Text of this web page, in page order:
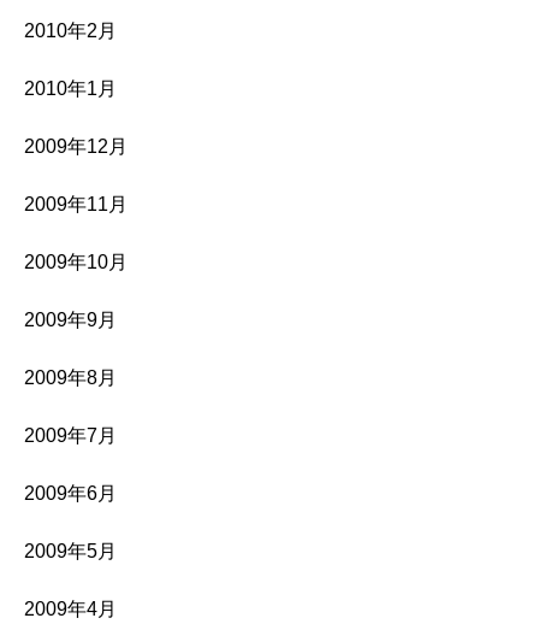
2010年2月
2010年1月
2009年12月
2009年11月
2009年10月
2009年9月
2009年8月
2009年7月
2009年6月
2009年5月
2009年4月